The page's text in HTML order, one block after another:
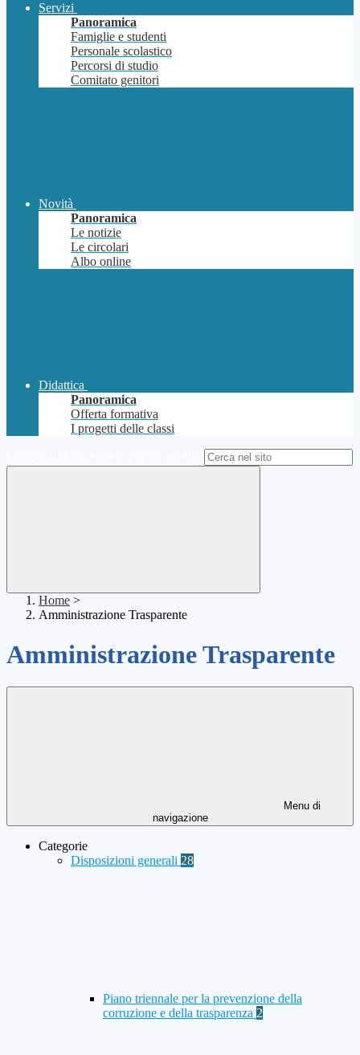
Servizi
Panoramica
Famiglie e studenti
Personale scolastico
Percorsi di studio
Comitato genitori
Novità
Panoramica
Le notizie
Le circolari
Albo online
Didattica
Panoramica
Offerta formativa
I progetti delle classi
Home >
Amministrazione Trasparente
Amministrazione Trasparente
Menu di
navigazione
Categorie
Disposizioni generali 28
Piano triennale per la prevenzione della
corruzione e della trasparenza 2